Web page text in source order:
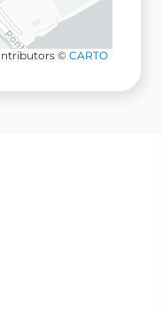
© CARTO